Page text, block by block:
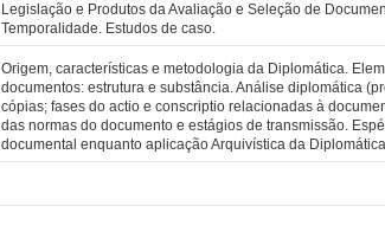
Legislação e Produtos da Avaliação e Seleção de
Temporalidade. Estudos de caso.
Origem, características e metodologia da Diplomática.
documentos: estrutura e substância. Análise diplomática
cópias; fases do actio e conscriptio relacionadas à
das normas do documento e estágios de transmissão.
documental enquanto aplicação Arquivística da